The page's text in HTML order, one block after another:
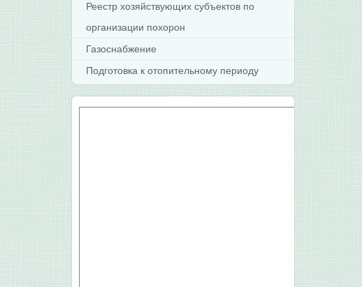
Реестр хозяйствующих субъектов по
организации похорон
Газоснабжение
Подготовка к отопительному периоду